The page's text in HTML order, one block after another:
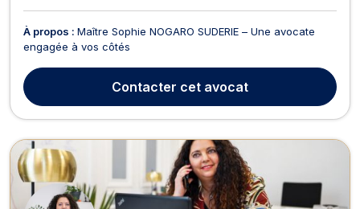
À propos : Maître Sophie NOGARO SUDERIE – Une avocate
engagée à vos côtés
Contacter cet avocat